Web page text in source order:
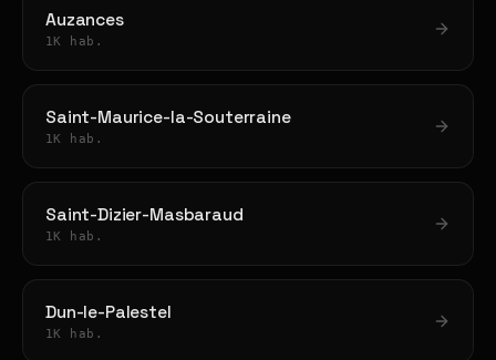
Auzances
1K hab.
Saint-Maurice-la-Souterraine
1K hab.
Saint-Dizier-Masbaraud
1K hab.
Dun-le-Palestel
1K hab.